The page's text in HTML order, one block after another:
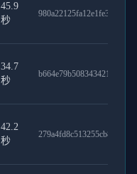
45.9
秒
980a22125fa12e1fe361
34.7
秒
b664e79b508343421808
42.2
秒
279a4fd8c513255cb8cb